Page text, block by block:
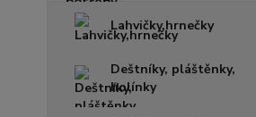
Lahvičky,hrnečky
Deštníky, pláštěnky,
holínky